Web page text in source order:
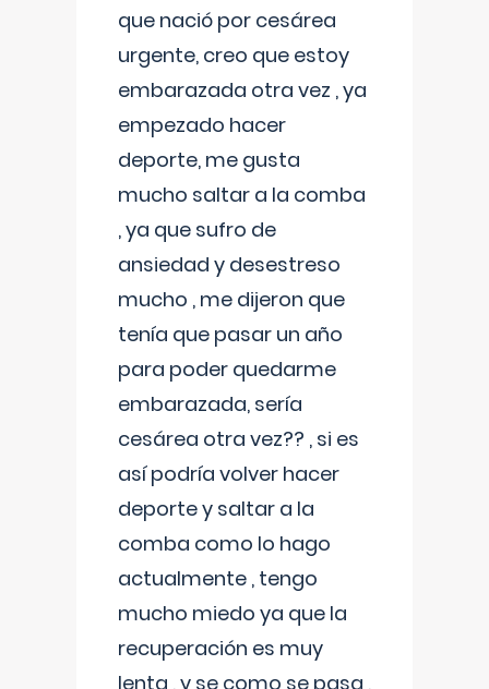
que nació por cesárea
urgente, creo que estoy
embarazada otra vez , ya
empezado hacer
deporte, me gusta
mucho saltar a la comba
, ya que sufro de
ansiedad y desestreso
mucho , me dijeron que
tenía que pasar un año
para poder quedarme
embarazada, sería
cesárea otra vez?? , si es
así podría volver hacer
deporte y saltar a la
comba como lo hago
actualmente , tengo
mucho miedo ya que la
recuperación es muy
lenta , y se como se pasa ,